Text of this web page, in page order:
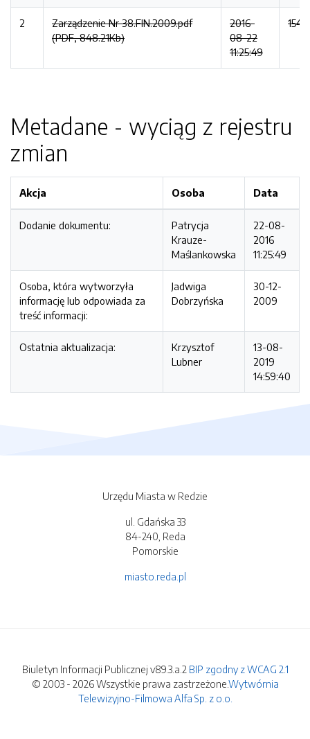
2
Zarządzenie Nr 38.FIN.2009.pdf
(PDF, 848.21Kb)
2016-
08-22
11:25:49
154
Metadane - wyciąg z rejestru
zmian
Akcja Osoba Data
Dodanie dokumentu:
Patrycja
Krauze-
Maślankowska
22-08-
2016
11:25:49
Osoba, która wytworzyła
informację lub odpowiada za
treść informacji:
Jadwiga
Dobrzyńska
30-12-
2009
Ostatnia aktualizacja:
Krzysztof
Lubner
13-08-
2019
14:59:40
Urzędu Miasta w Redzie
ul. Gdańska 33
84-240, Reda
Pomorskie
miasto.reda.pl
Biuletyn Informacji Publicznej v89.3.a.2 BIP zgodny z WCAG 2.1
© 2003 - 2026 Wszystkie prawa zastrzeżone.Wytwórnia
Telewizyjno-Filmowa Alfa Sp. z o.o.